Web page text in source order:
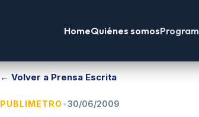
HomeQuiénes somos
← Volver a Prensa Escrita
PUBLIMETRO •30/06/2009